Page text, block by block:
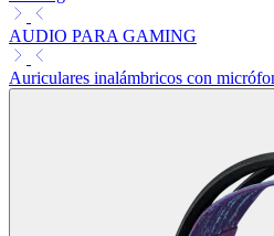
AUDIO PARA GAMING
Auriculares inalámbricos con